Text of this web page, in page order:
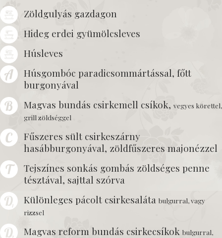
Zöldgulyás gazdagon
Hideg erdei gyümölcsleves
Húsleves
Húsgombóc paradicsommártással, főtt
burgonyával
Magvas bundás csirkemell csíkok, vegyes körettel,
grill zöldséggel
Fűszeres sült csirkeszárny
hasábburgonyával, zöldfűszeres majonézzel
Tejszínes sonkás gombás zöldséges penne
tésztával, sajttal szórva
Különleges pácolt csirkesaláta bulgurral, vagy
rizzsel
Magvas reform bundás csirkecsíkok bulgurral,